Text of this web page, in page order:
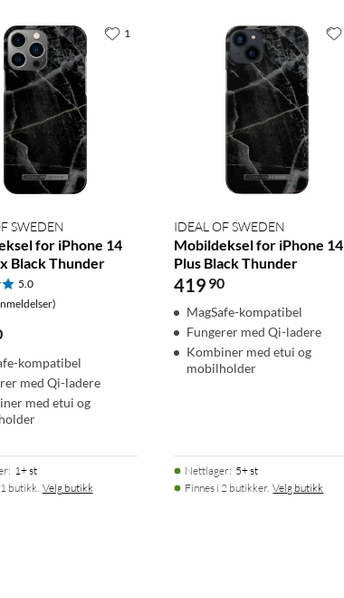
SWEDEN
for iPhone 14
Black Thunder
5.0
kompatibel
med Qi-ladere
med etui og
: 1+ st
butikk. Velg butikk
1
IDEAL OF SWEDEN
Mobildeksel for iPhone 14
Plus Black Thunder
419 90
MagSafe-kompatibel
Fungerer med Qi-ladere
Kombiner med etui og
mobilholder
Nettlager: 5+ st
Finnes i 2 butikker. Velg butikk